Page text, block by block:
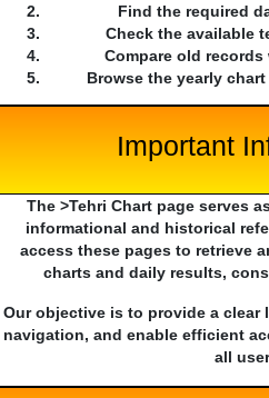
Find the required
Check the available
Compare old
Browse the yearly
Important
The >Tehri Chart page serves
informational and historical
access these pages to retrieve
charts and daily results,
Our objective is to provide a clear
navigation, and enable efficient
all